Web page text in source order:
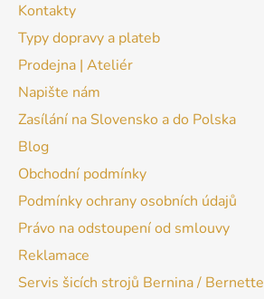
Kontakty
Typy dopravy a plateb
Prodejna | Ateliér
Napište nám
Zasílání na Slovensko a do Polska
Blog
Obchodní podmínky
Podmínky ochrany osobních údajů
Právo na odstoupení od smlouvy
Reklamace
Servis šicích strojů Bernina / Bernette